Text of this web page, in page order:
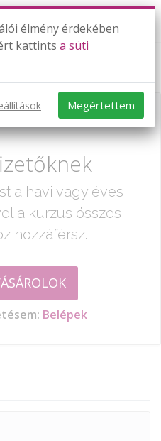
a havi vagy éves
a kurzus összes
hozzáférsz.
Belépek
élmény érdekében
kattints a süti
Megértettem